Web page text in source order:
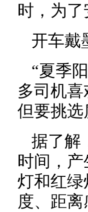
时，为
开车戴
“夏季
多司机
但要挑
据了解
时间，产
灯和红
度、距